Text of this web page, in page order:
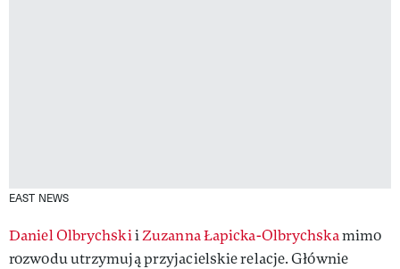
EAST NEWS
Daniel OlbrychskiiZuzanna Łapicka-Olbrychskamimo
rozwodu utrzymują przyjacielskie relacje. Głównie